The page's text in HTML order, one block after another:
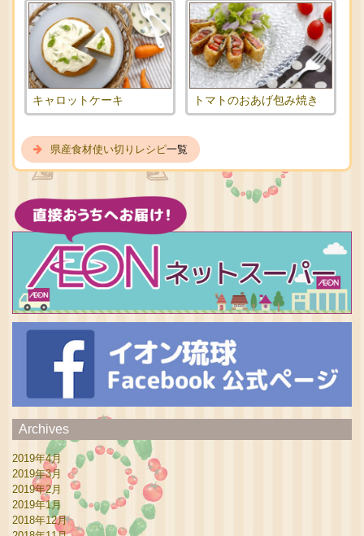
キャロットケーキ トマトのおあげ包み焼き
県産食材使い切りレシピ一覧
Archives
2019年4月
2019年3月
2019年2月
2019年1月
2018年12月